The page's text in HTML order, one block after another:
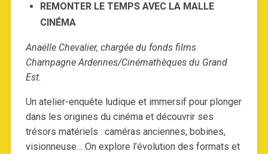
REMONTER LE TEMPS AVEC LA MALLE
CINÉMA
Anaëlle Chevalier, chargée du fonds films
Champagne Ardennes/Cinémathèques du Grand
Est.
Un atelier-enquête ludique et immersif pour plonger
dans les origines du cinéma et découvrir ses
trésors matériels : caméras anciennes, bobines,
visionneuse… On explore l’évolution des formats et